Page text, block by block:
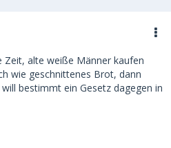
Zeit, alte weiße Männer kaufen
wie geschnittenes Brot, dann
bestimmt ein Gesetz dagegen in